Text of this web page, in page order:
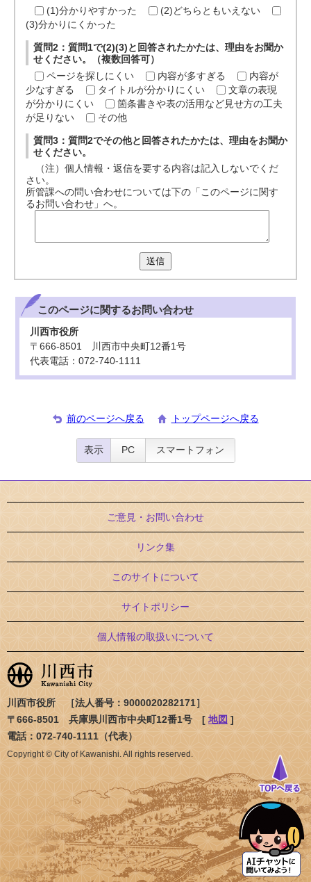
(1)分かりやすかった
(2)どちらともいえない
(3)分かりにくかった
質問2：質問1で(2)(3)と回答されたかたは、理由をお聞か
せください。（複数回答可）
ページを探しにくい
内容が多すぎる
内容が
少なすぎる
タイトルが分かりにくい
文章の表現
が分かりにくい
箇条書きや表の活用など見せ方の工夫
が足りない
その他
質問3：質問2でその他と回答されたかたは、理由をお聞か
せください。
（注）個人情報・返信を要する内容は記入しないでくだ
さい。
所管課への問い合わせについては下の「このページに関す
るお問い合わせ」へ。
送信
このページに関するお問い合わせ
川西市役所
〒666-8501 川西市中央町12番1号
代表電話：072-740-1111
前のページへ戻る トップページへ戻る
表示 PC スマートフォン
ご意見・お問い合わせ
リンク集
このサイトについて
サイトポリシー
個人情報の取扱いについて
川西市役所 ［法人番号：9000020282171］
〒666-8501 兵庫県川西市中央町12番1号 [ 地図 ]
電話：072-740-1111（代表）
Copyright © City of Kawanishi. All rights reserved.